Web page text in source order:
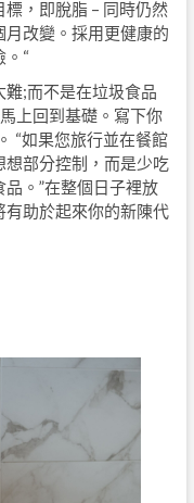
，即脫脂 – 同時仍然
改變。採用更健康的
“
;而不是在垃圾食品
上回到基礎。寫下你
“如果您旅行並在餐館
部分控制，而是少吃
。”在整個日子裡放
助於起來你的新陳代